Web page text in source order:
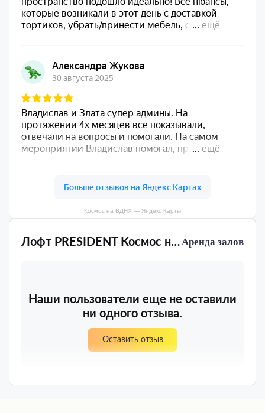
Лофт PRESIDENT Космос на ВДНХАренда залов
Наши пользователи еще не оставили
ни одного отзыва.
Оставить отзыв
Космос на ВДНХ — Яндекс Карты